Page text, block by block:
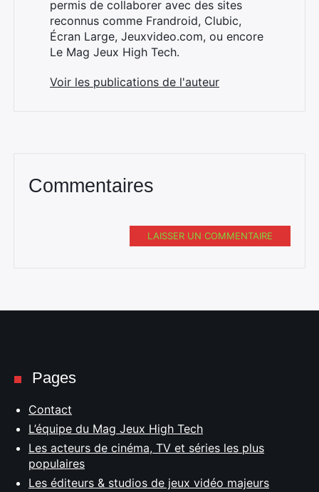
permis de collaborer avec des sites
reconnus comme Frandroid, Clubic,
Écran Large, Jeuxvideo.com, ou encore
Le Mag Jeux High Tech.
Voir les publications de l'auteur
Commentaires
LAISSER UN COMMENTAIRE
Pages
Contact
L’équipe du Mag Jeux High Tech
Les acteurs de cinéma, TV et séries les plus
populaires
Les éditeurs & studios de jeux vidéo majeurs
: